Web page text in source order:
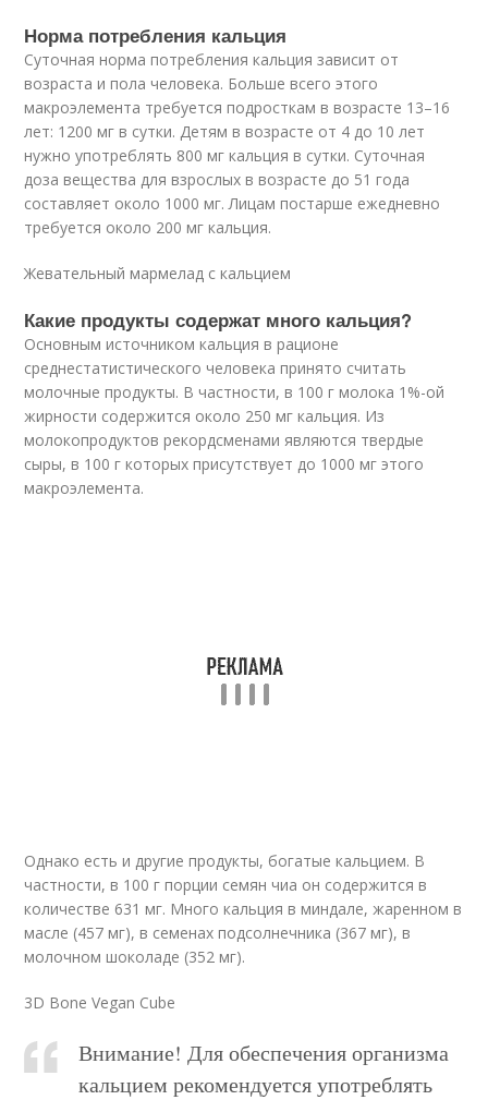
Норма потребления кальция
Суточная норма потребления кальция зависит от
возраста и пола человека. Больше всего этого
макроэлемента требуется подросткам в возрасте 13–16
лет: 1200 мг в сутки. Детям в возрасте от 4 до 10 лет
нужно употреблять 800 мг кальция в сутки. Суточная
доза вещества для взрослых в возрасте до 51 года
составляет около 1000 мг. Лицам постарше ежедневно
требуется около 200 мг кальция.
Жевательный мармелад с кальцием
Какие продукты содержат много кальция?
Основным источником кальция в рационе
среднестатистического человека принято считать
молочные продукты. В частности, в 100 г молока 1%-ой
жирности содержится около 250 мг кальция. Из
молокопродуктов рекордсменами являются твердые
сыры, в 100 г которых присутствует до 1000 мг этого
макроэлемента.
Однако есть и другие продукты, богатые кальцием. В
частности, в 100 г порции семян чиа он содержится в
количестве 631 мг. Много кальция в миндале, жаренном в
масле (457 мг), в семенах подсолнечника (367 мг), в
молочном шоколаде (352 мг).
3D Bone Vegan Cube
Внимание! Для обеспечения организма
кальцием рекомендуется употреблять